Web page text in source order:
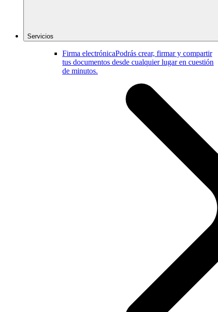
Servicios
Firma electrónicaPodrás crear, firmar y compartir
tus documentos desde cualquier lugar en cuestión
de minutos.